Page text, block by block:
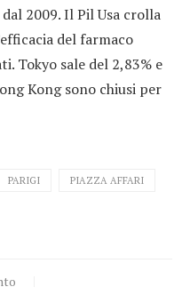
2009. Il Pil Usa crolla
del farmaco
Tokyo sale del 2,83% e
Kong sono chiusi per
PARIGI PIAZZA AFFARI